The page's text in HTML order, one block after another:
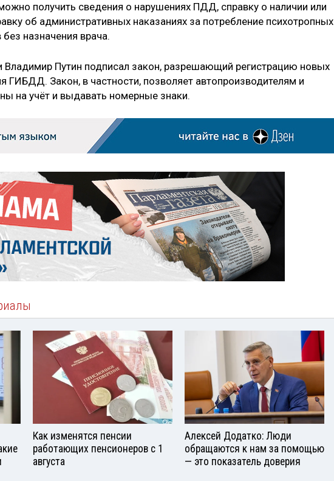
получить сведения о нарушениях ПДД, справку о наличии или
об административных наказаниях за потребление психотропных
назначения врача.
Владимир Путин подписал закон, разрешающий регистрацию новых
ГИБДД. Закон, в частности, позволяет автопроизводителям и
на учёт и выдавать номерные знаки.
Как изменятся пенсии
работающих пенсионеров с 1
августа
Алексей Додатко: Люди
обращаются к нам за помощью
— это показатель доверия